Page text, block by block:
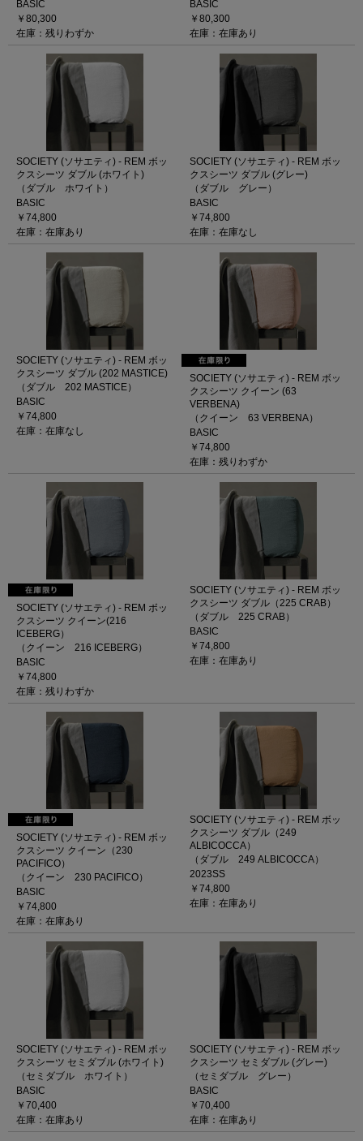
BASIC
￥80,300
在庫：残りわずか
BASIC
￥80,300
在庫：在庫あり
SOCIETY (ソサエティ) - REM ボッ
クスシーツ ダブル (ホワイト)
（ダブル ホワイト）
BASIC
￥74,800
在庫：在庫あり
SOCIETY (ソサエティ) - REM ボッ
クスシーツ ダブル (グレー)
（ダブル グレー）
BASIC
￥74,800
在庫：在庫なし
SOCIETY (ソサエティ) - REM ボッ
クスシーツ ダブル (202 MASTICE)
（ダブル 202 MASTICE）
BASIC
￥74,800
在庫：在庫なし
SOCIETY (ソサエティ) - REM ボッ
クスシーツ クイーン (63
VERBENA)
（クイーン 63 VERBENA）
BASIC
￥74,800
在庫：残りわずか
SOCIETY (ソサエティ) - REM ボッ
クスシーツ クイーン(216
ICEBERG）
（クイーン 216 ICEBERG）
BASIC
￥74,800
在庫：残りわずか
SOCIETY (ソサエティ) - REM ボッ
クスシーツ ダブル（225 CRAB）
（ダブル 225 CRAB）
BASIC
￥74,800
在庫：在庫あり
SOCIETY (ソサエティ) - REM ボッ
クスシーツ クイーン（230
PACIFICO）
（クイーン 230 PACIFICO）
BASIC
￥74,800
在庫：在庫あり
SOCIETY (ソサエティ) - REM ボッ
クスシーツ ダブル（249
ALBICOCCA）
（ダブル 249 ALBICOCCA）
2023SS
￥74,800
在庫：在庫あり
SOCIETY (ソサエティ) - REM ボッ
クスシーツ セミダブル (ホワイト)
（セミダブル ホワイト）
BASIC
￥70,400
在庫：在庫あり
SOCIETY (ソサエティ) - REM ボッ
クスシーツ セミダブル (グレー)
（セミダブル グレー）
BASIC
￥70,400
在庫：在庫あり